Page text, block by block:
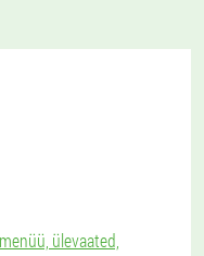
ülevaated,